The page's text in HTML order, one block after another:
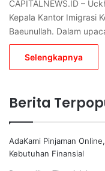
CAPITALNEWS.ID –
Kepala Kantor Imigrasi
Baeunullah. Dalam
Selengkapnya
Berita
AdaKami Pinjaman
Kebutuhan Finansial